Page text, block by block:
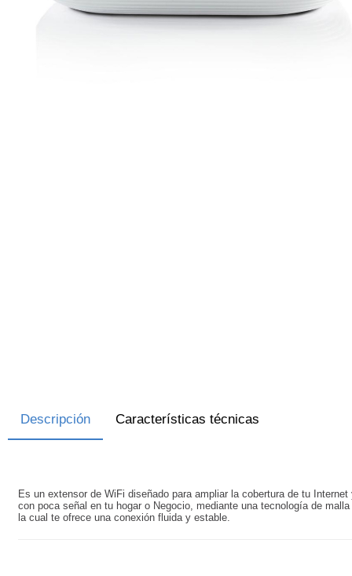
Descripción Características técnicas
Es un extensor de WiFi diseñado para ampliar la cobertura de tu
con poca señal en tu hogar o Negocio, mediante una tecnología de
la cual te ofrece una conexión fluida y estable.